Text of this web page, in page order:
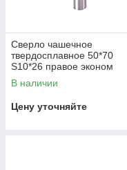
Сверло чашечное
твердосплавное 50*70
S10*26 правое эконом
В наличии
Цену уточняйте